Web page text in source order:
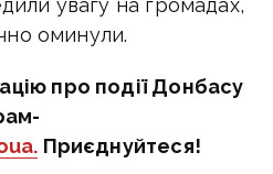
увагу на громадах,
оминули.
про події Донбасу
Приєднуйтеся!